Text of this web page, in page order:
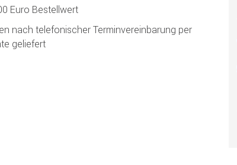
Euro Bestellwert
nach telefonischer Terminvereinbarung per
geliefert